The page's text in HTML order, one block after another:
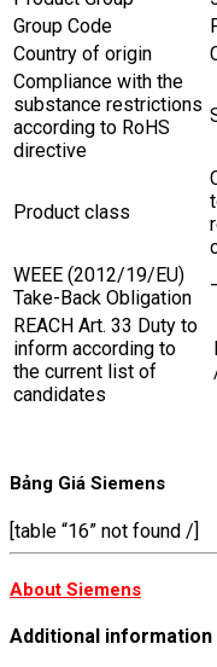
Group Code
Country of origin
Compliance with the
substance restrictions
according to RoHS
directive
Product class
WEEE (2012/19/EU)
Take-Back Obligation
REACH Art. 33 Duty to
inform according to
the current list of
candidates
Bảng Giá Siemens
[table “16” not found /]
About Siemens
Additional information